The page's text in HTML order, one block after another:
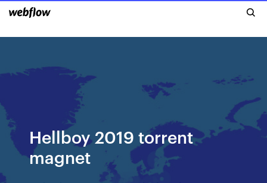
Hellboy 2019 torrent
magnet